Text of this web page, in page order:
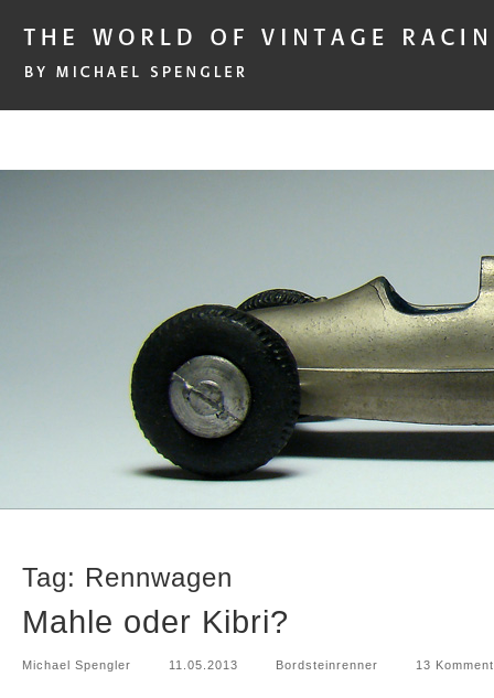
Tag: Rennwagen
Mahle oder Kibri?
Michael Spengler 11.05.2013 Bordsteinrenner 13